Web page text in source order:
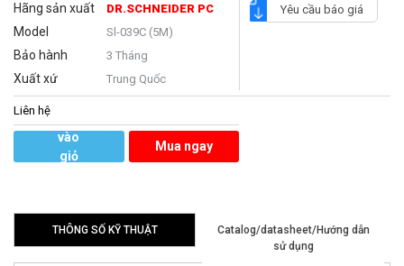
Hãng sản xuất DR.SCHNEIDER PC
Model Sl-039C (5M)
Bảo hành 3 Tháng
Xuất xứ Trung Quốc
Yêu cầu báo giá
Liên hệ
vào
giỏ
Mua ngay
THÔNG SỐ KỸ THUẬT
Catalog/datasheet/Hướng dẫn
sử dụng